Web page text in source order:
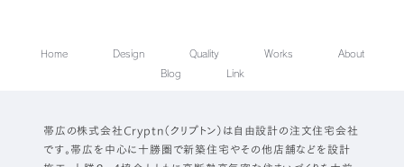
Home Design Quality Works
About
Blog
Link
帯広の株式会社Cryptn（クリプトン）は自由設計の注文住宅会社
です。帯広を中心に十勝圏で新築住宅やその他店舗などを設計